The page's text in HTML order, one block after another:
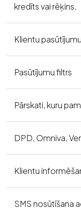
kredīts vai rēķins.
Klientu
Pasūtījumu filtrs
Pārskati, kuru
DPD, Omniva,
Klientu
SMS nosūtīšana